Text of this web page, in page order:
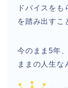
ドバイスを
を踏み出すこ
今のまま5年
ままの人生な